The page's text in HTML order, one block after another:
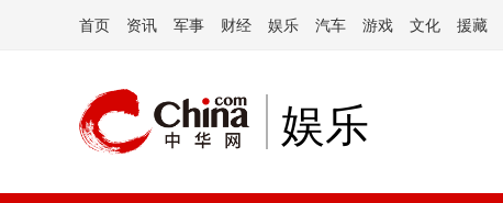
首页 资讯 军事 财经 娱乐 汽车 游戏 文化 援藏
娱乐